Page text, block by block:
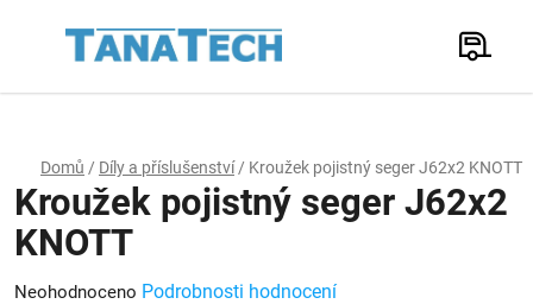
Hledat
Domů / Díly a příslušenství / Kroužek pojistný seger J62x2 KNOTT
Kroužek pojistný seger J62x2
KNOTT
Průměrné
Neohodnoceno Podrobnosti hodnocení